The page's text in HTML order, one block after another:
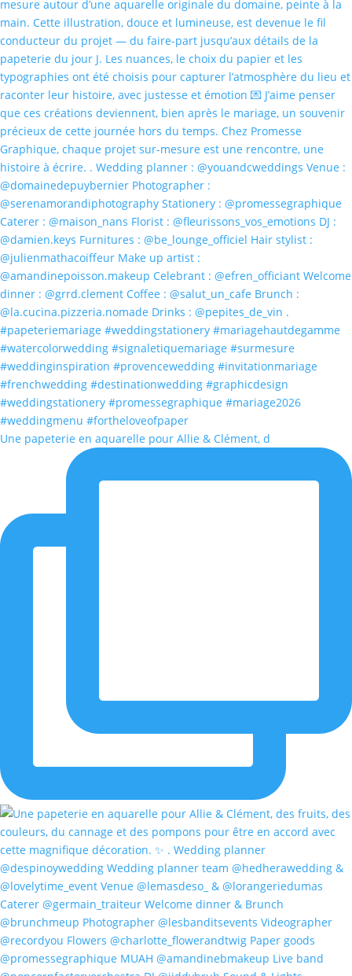
Une papeterie en aquarelle pour Allie & Clément, d